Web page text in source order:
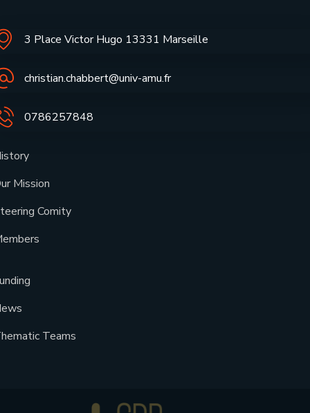
3 Place Victor Hugo 13331 Marseille
christian.chabbert@univ-amu.fr
0786257848
Mission
Comity
Teams